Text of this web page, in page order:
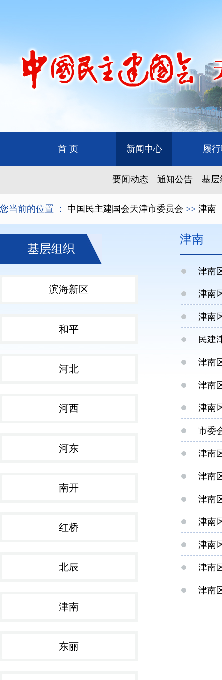
首 页 新闻中心 履
要闻动态 通知公告 基层
您当前的位置 ： 中国民主建国会天津市委员会 >> 津南
基层组织
滨海新区
和平
河北
河西
河东
南开
红桥
北辰
津南
东丽
津南
津南
津南
津南
民建
津南
津南
津南
市委
津南
津南
津南
津南
津南
津南
津南